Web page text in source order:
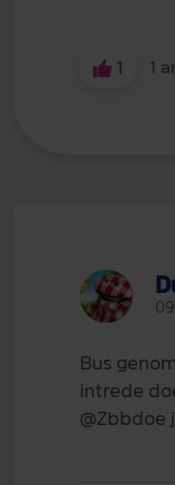
1 1
Bus
intrede
@Zbbdoe